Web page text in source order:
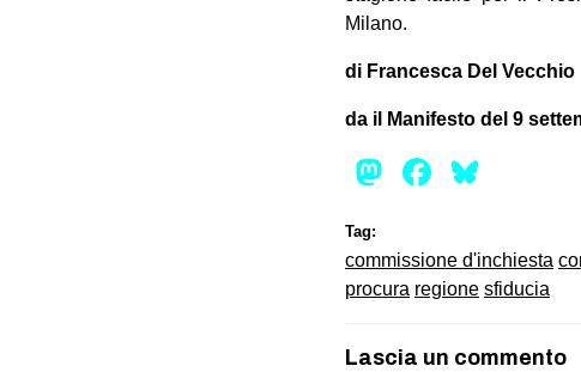
Milano.
di Francesca Del Vecchio
da il Manifesto del 9
Mastodon
Tag:
commissione d'inchiesta
procura regione sfiducia
Lascia un commento